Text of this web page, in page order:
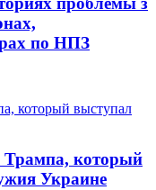
по НПЗ
который
Украине